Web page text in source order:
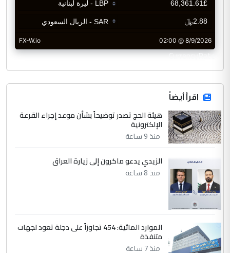
CurrencyRate
اقرأ أيضاً
هيئة الحج تصدر توضيحاً بشأن موعد إجراء القرعة
الإلكترونية
منذ 9 ساعة
الزيدي يدعو ماكرون إلى زيارة العراق
منذ 8 ساعة
الموارد المائية: 454 تجاوزاً على دجلة تعود لجهات
متنفذة
منذ 7 ساعة